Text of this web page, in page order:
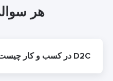
هر سوالی